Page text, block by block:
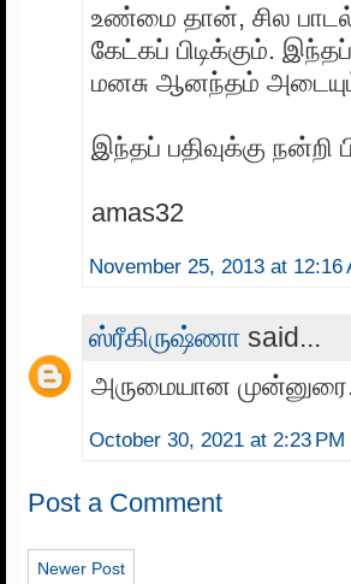
உண்மை தான், சில
கேட்கப் பிடிக்கும்.
மனசு ஆனந்தம்
இந்தப் பதிவுக்கு நன்றி
amas32
November 25, 2013 at 12:16
ஸ்ரீகிருஷ்ணா said...
அருமையான
October 30, 2021 at 2:23 PM
Post a Comment
Newer Post